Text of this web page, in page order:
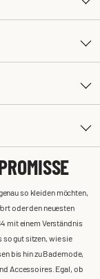
so kleiden möchten,
oder den neuesten
mit einem Verständnis
gut sitzen, wie sie
bis hin zu Bademode,
Accessoires. Egal, ob